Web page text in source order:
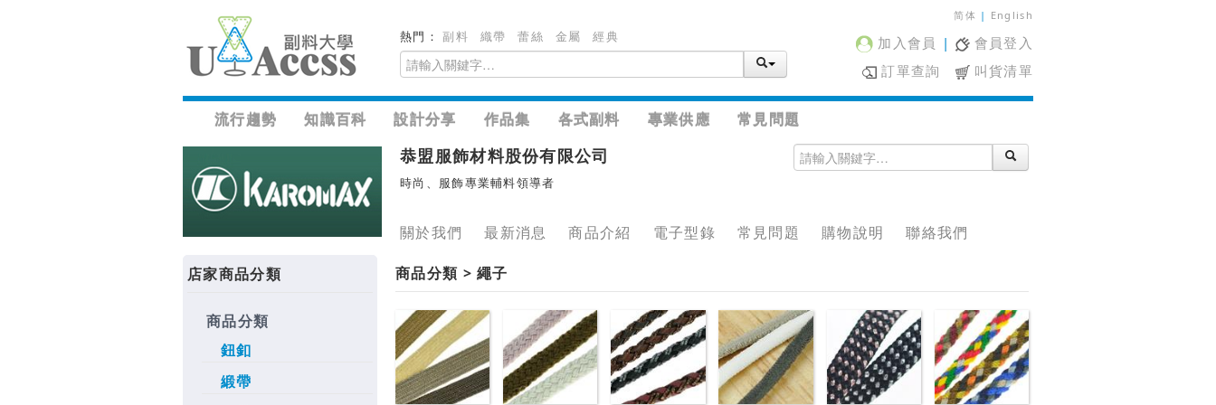
熱門：副料 織帶 蕾絲 金屬 經典
简体 | English
加入會員 |
會員登入
訂單查詢
叫貨清單
流行趨勢 知識百科 設計分享 作品集 各式副料 專業供應 常見問題
恭盟服飾材料股份有限公司
時尚、服飾專業輔料領導者
關於我們 最新消息 商品介紹 電子型錄 常見問題 購物說明 聯絡我們
店家商品分類
商品分類
鈕釦
緞帶
商品分類 > 繩子